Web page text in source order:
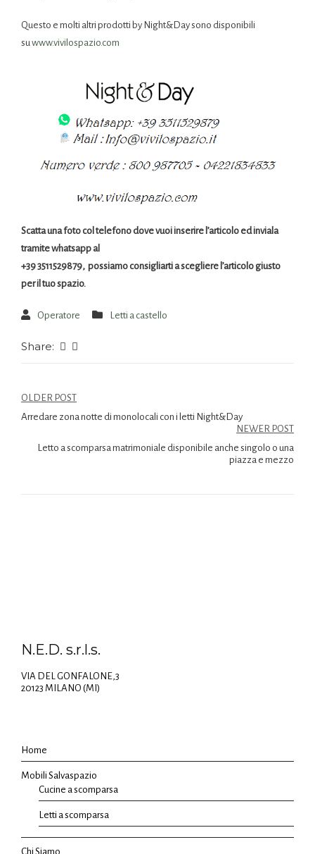
Questo e molti altri prodotti by Night&Day sono disponibili
suwww.vivilospazio.com
Scatta una foto col telefono dove vuoi inserire l’articolo ed inviala
tramite whatsapp al
+39 3511529879, possiamo consigliarti a scegliere l’articolo giusto
per il tuo spazio.
Operatore Letti a castello
Share:
OLDER POST
Arredare zona notte di monolocali con i letti Night&Day
NEWER POST
Letto a scomparsa matrimoniale disponibile anche singolo o una
piazza e mezzo
N.E.D. s.r.l.s.
VIA DEL GONFALONE,3
20123 MILANO (MI)
Home
Mobili Salvaspazio
Cucine a scomparsa
Letti a scomparsa
Chi Siamo